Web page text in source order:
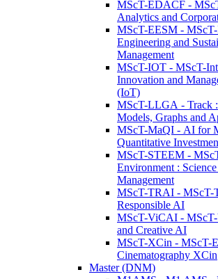
MScT-EDACF -
Analytics and
MScT-EESM -
Engineering and
Management
MScT-IOT - MScT-
Innovation and
(IoT)
MScT-LLGA - Track
Models, Graphs and
MScT-MaQI - AI for
Quantitative
MScT-STEEM -
Environment :
Management
MScT-TRAI - MScT-
Responsible AI
MScT-ViCAI -
and Creative AI
MScT-XCin - MScT-
Cinematography XCin
Master (DNM)